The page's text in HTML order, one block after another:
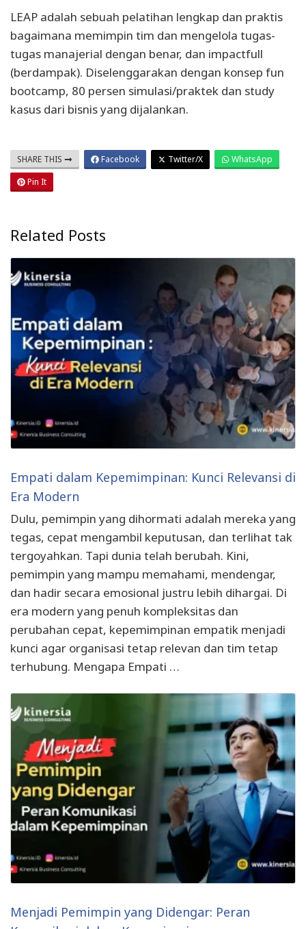
LEAP adalah sebuah pelatihan lengkap dan praktis
bagaimana memimpin tim dan mengelola tugas-
tugas manajerial dengan benar, dan impactfull
(berdampak). Diselenggarakan dengan konsep fun
bootcamp, 80 persen simulasi/praktek dan study
kasus dari bisnis yang dijalankan.
SHARE THIS Facebook Twitter/X
WhatsApp
Pin It
Related Posts
Empati dalam Kepemimpinan: Kunci Relevansi di
Era Modern
Dulu, pemimpin yang dihormati adalah mereka yang
tegas, cepat mengambil keputusan, dan terlihat tak
tergoyahkan. Tapi dunia telah berubah. Kini,
pemimpin yang mampu memahami, mendengar,
dan hadir secara emosional justru lebih dihargai. Di
era modern yang penuh kompleksitas dan
perubahan cepat, kepemimpinan empatik menjadi
kunci agar organisasi tetap relevan dan tim tetap
terhubung. Mengapa Empati …
Menjadi Pemimpin yang Didengar: Peran